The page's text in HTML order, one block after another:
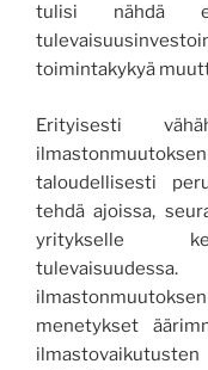
tulisi nähdä
toimintakykyä
Erityisesti
taloudellisesti
tehdä ajoissa,
yritykselle
menetykset